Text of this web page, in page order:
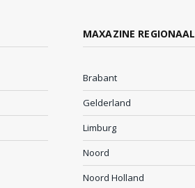
MAXAZINE REGIONAAL
Brabant
Gelderland
Limburg
Noord
Noord Holland